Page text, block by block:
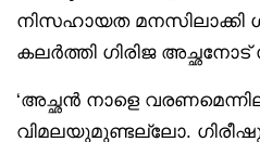
നിസഹായത മനസിലാക്കി
കലർത്തി ഗിരിജ അച്ഛനോട്
‘അച്ഛൻ നാളെ
വിമലയുമുണ്ടല്ലോ.